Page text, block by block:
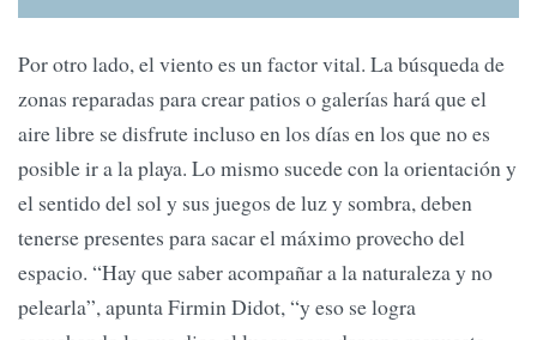
Por otro lado, el viento es un factor vital. La búsqueda de
zonas reparadas para crear patios o galerías hará que el
aire libre se disfrute incluso en los días en los que no es
posible ir a la playa. Lo mismo sucede con la orientación y
el sentido del sol y sus juegos de luz y sombra, deben
tenerse presentes para sacar el máximo provecho del
espacio. “Hay que saber acompañar a la naturaleza y no
pelearla”, apunta Firmin Didot, “y eso se logra